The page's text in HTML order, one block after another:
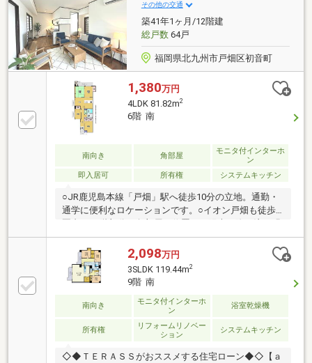
その他の交通
築41年1ヶ月/12階建
総戸数64戸
福岡県北九州市戸畑区初音町
1,380万円
4LDK 81.82m2
6階 南
南向き 角部屋
モニタ付インターホ
ン
即入居可
所有権 システムキッチン
○JR鹿児島本線「戸畑」駅へ徒歩10分の立地。通勤・
通学に便利なロケーションです。○イオン戸畑も徒歩
るい空間が魅力です。○牧山小・高生中【当社自慢の
ワンストップサービス】・当社在籍スタッフはリフォ
ーム、ローンに関するエキスパート！・物件購入+リ
フォーム費用もまとめてお見積り♪・住み替え先を探
しながら、ご自宅の売却が並行して行えます！・もち
ろん査定も無料です♪【ライフスタイルに合わせた物
件探し】・土日祝/18時以降/1件～複数件のご内覧も大
歓迎・ご自宅等への送迎も可能です！・当社未掲載物
2,098万円
3SLDK 119.44m2
9階 南
南向き
モニタ付インターホ
ン
浴室乾燥機
所有権
リフォームリノベー
ション
システムキッチン
◇◆ＴＥＲＡＳＳがおススメする住宅ローン◆◇【ａ